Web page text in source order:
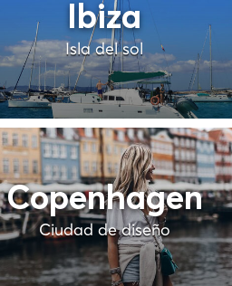
Ibiza
Isla del sol
Copenhagen
Ciudad de diseño